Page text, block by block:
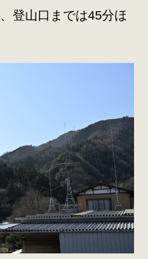
登山口までは45分ほ